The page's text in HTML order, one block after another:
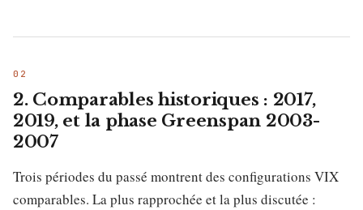
2. Comparables historiques : 2017,
2019, et la phase Greenspan 2003-
2007
Trois périodes du passé montrent des configurations VIX
comparables. La plus rapprochée et la plus discutée :